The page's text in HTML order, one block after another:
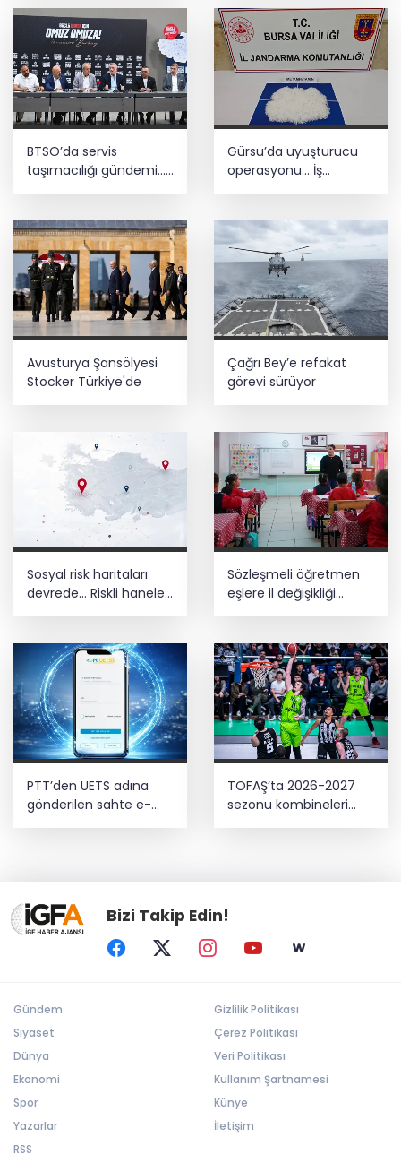
edilmiyor
BTSO’da servis
taşımacılığı gündemi...
Gürsu’da uyuşturucu
operasyonu... İş
Avusturya Şansölyesi
Stocker Türkiye'de
Çağrı Bey’e refakat
görevi sürüyor
Sosyal risk haritaları
devrede... Riskli haneler
sorun büyümeden
Sözleşmeli öğretmen
eşlere il değişikliği
müjdesi... Başvurular 12
PTT’den UETS adına
gönderilen sahte e-
postalara karşı uyarı
TOFAŞ’ta 2026-2027
sezonu kombineleri
satışa çıkıyor
Bizi Takip Edin!
Gündem
Siyaset
Dünya
Ekonomi
Spor
Yazarlar
RSS
Gizlilik Politikası
Çerez Politikası
Veri Politikası
Kullanım Şartnamesi
Künye
İletişim